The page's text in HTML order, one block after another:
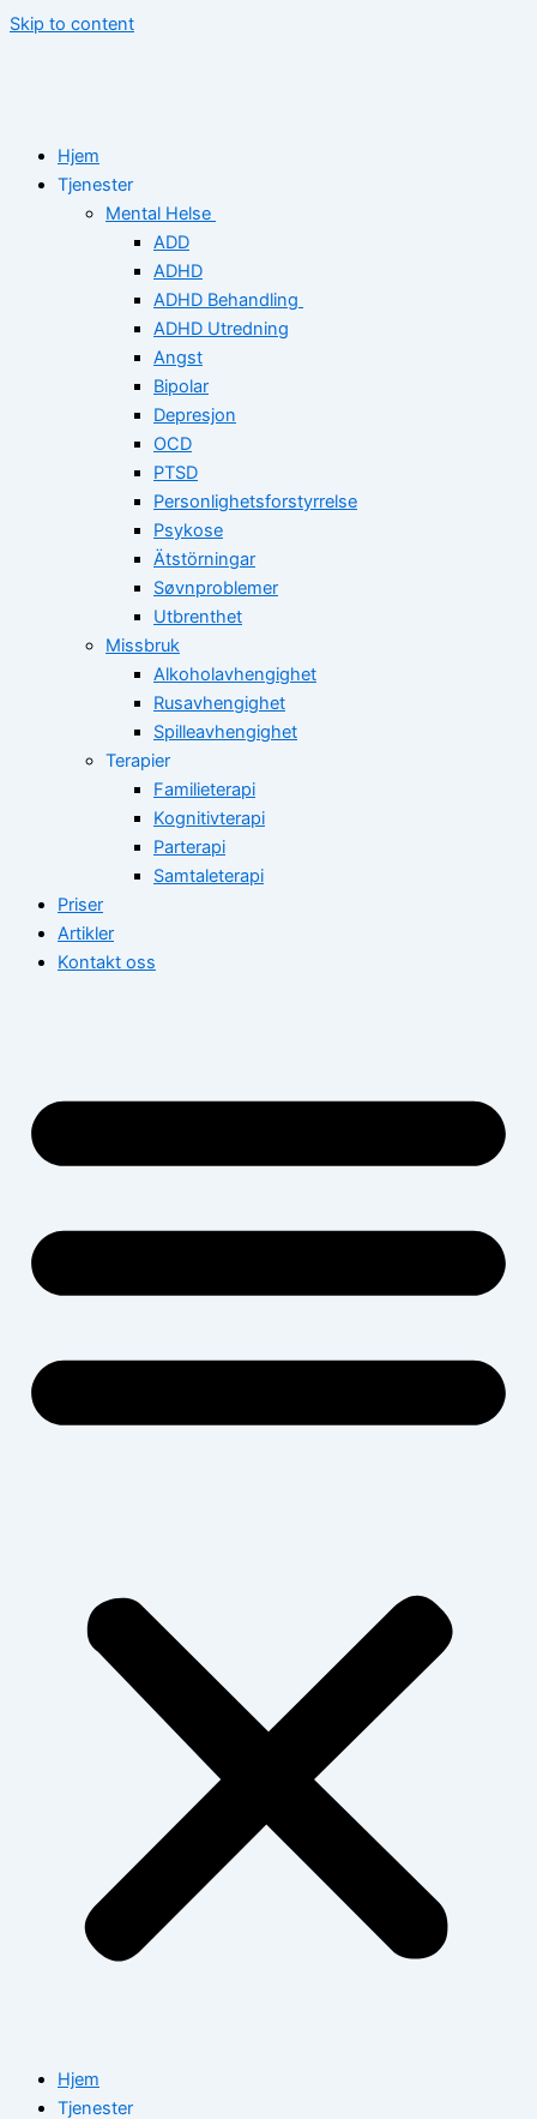
Skip to content
Hjem
Tjenester
Mental Helse
ADD
ADHD
ADHD Behandling
ADHD Utredning
Angst
Bipolar
Depresjon
OCD
PTSD
Personlighetsforstyrrelse
Psykose
Ätstörningar
Søvnproblemer
Utbrenthet
Missbruk
Alkoholavhengighet
Rusavhengighet
Spilleavhengighet
Terapier
Familieterapi
Kognitivterapi
Parterapi
Samtaleterapi
Priser
Artikler
Kontakt oss
Hjem
Tjenester